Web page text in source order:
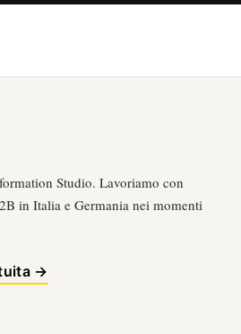
Studio. Lavoriamo con
in Italia e Germania nei momenti
→